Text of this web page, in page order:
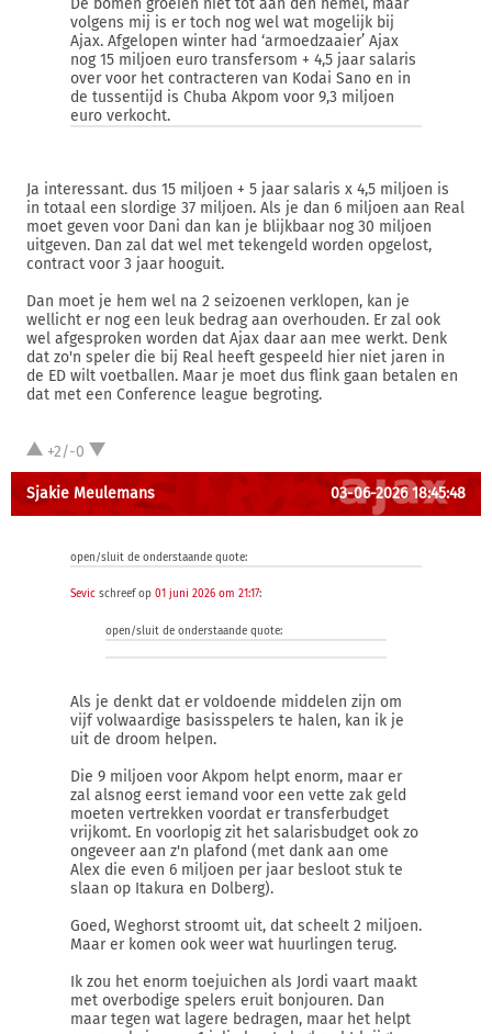
De bomen groeien niet tot aan den hemel, maar
volgens mij is er toch nog wel wat mogelijk bij
Ajax. Afgelopen winter had ‘armoedzaaier’ Ajax
nog 15 miljoen euro transfersom + 4,5 jaar salaris
over voor het contracteren van Kodai Sano en in
de tussentijd is Chuba Akpom voor 9,3 miljoen
euro verkocht.
Ja interessant. dus 15 miljoen + 5 jaar salaris x 4,5 miljoen is
in totaal een slordige 37 miljoen. Als je dan 6 miljoen aan Real
moet geven voor Dani dan kan je blijkbaar nog 30 miljoen
uitgeven. Dan zal dat wel met tekengeld worden opgelost,
contract voor 3 jaar hooguit.
Dan moet je hem wel na 2 seizoenen verklopen, kan je
wellicht er nog een leuk bedrag aan overhouden. Er zal ook
wel afgesproken worden dat Ajax daar aan mee werkt. Denk
dat zo'n speler die bij Real heeft gespeeld hier niet jaren in
de ED wilt voetballen. Maar je moet dus flink gaan betalen en
dat met een Conference league begroting.
+2/-0
Sjakie Meulemans 03-06-2026 18:45:48
open/sluit de onderstaande quote:
Sevic schreef op 01 juni 2026 om 21:17:
open/sluit de onderstaande quote:
Als je denkt dat er voldoende middelen zijn om
vijf volwaardige basisspelers te halen, kan ik je
uit de droom helpen.
Die 9 miljoen voor Akpom helpt enorm, maar er
zal alsnog eerst iemand voor een vette zak geld
moeten vertrekken voordat er transferbudget
vrijkomt. En voorlopig zit het salarisbudget ook zo
ongeveer aan z'n plafond (met dank aan ome
Alex die even 6 miljoen per jaar besloot stuk te
slaan op Itakura en Dolberg).
Goed, Weghorst stroomt uit, dat scheelt 2 miljoen.
Maar er komen ook weer wat huurlingen terug.
Ik zou het enorm toejuichen als Jordi vaart maakt
met overbodige spelers eruit bonjouren. Dan
maar tegen wat lagere bedragen, maar het helpt